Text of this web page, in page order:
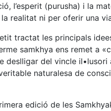
l’esperit (purusha) i la
realitat ni per oferir una
tractat les principals
samkhya ens remet a
deslligar del vincle
naturalesa de
edició de les